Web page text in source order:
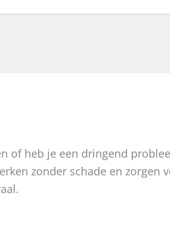
of heb je een dringend
zonder schade en